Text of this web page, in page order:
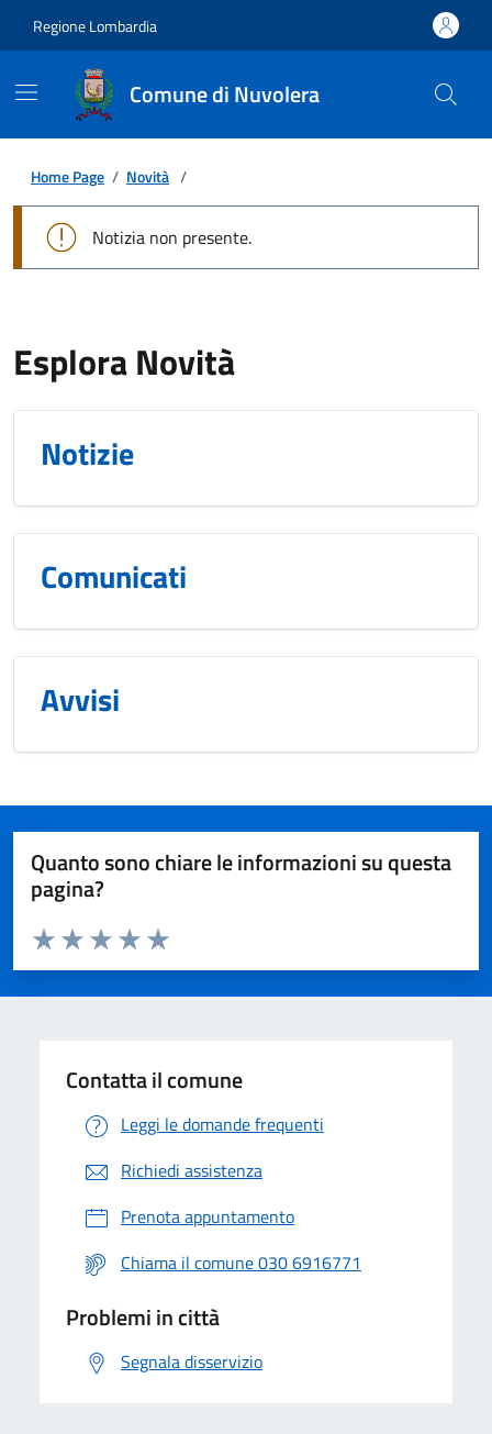
Regione Lombardia
Comune di Nuvolera
Home Page / Novità /
Notizia non presente.
Esplora Novità
Notizie
Comunicati
Avvisi
Quanto sono chiare le informazioni su questa
pagina?
Valuta da 1 a 5 stelle la pagina
Valuta 5 stelle su 5
Valuta 4 stelle su 5
Valuta 3 stelle su 5
Valuta 2 stelle su 5
Valuta 1 stelle su 5
Contatta il comune
Leggi le domande frequenti
Richiedi assistenza
Prenota appuntamento
Chiama il comune 030 6916771
Problemi in città
Segnala disservizio